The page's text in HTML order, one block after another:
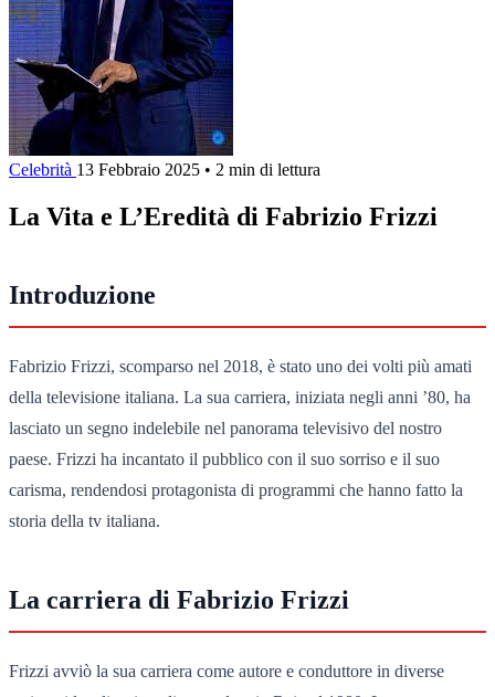
Celebrità 13 Febbraio 2025 • 2 min di lettura
La Vita e L’Eredità di Fabrizio Frizzi
Introduzione
Fabrizio Frizzi, scomparso nel 2018, è stato uno dei volti più amati
della televisione italiana. La sua carriera, iniziata negli anni ’80, ha
lasciato un segno indelebile nel panorama televisivo del nostro
paese. Frizzi ha incantato il pubblico con il suo sorriso e il suo
carisma, rendendosi protagonista di programmi che hanno fatto la
storia della tv italiana.
La carriera di Fabrizio Frizzi
Frizzi avviò la sua carriera come autore e conduttore in diverse